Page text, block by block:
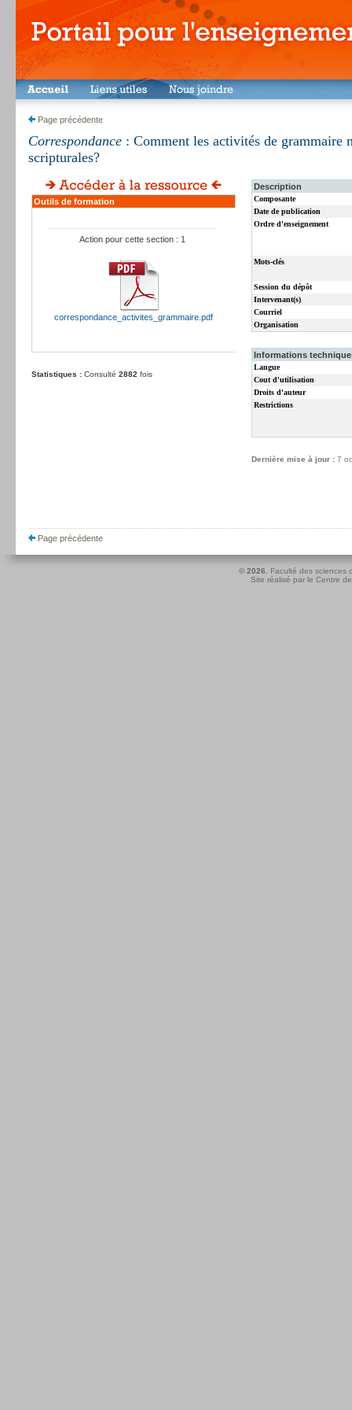
Page précédente
Correspondance : Comment les activités de grammaire
scripturales?
Outils de formation
Action pour cette section : 1
correspondance_activites_grammaire.pdf
Statistiques : Consulté 2882 fois
Description
Composante
Date de publication
Ordre d'enseignement
Mots-clés
Session du dépôt
Intervenant(s)
Courriel
Organisation
Informations
Langue
Cout d'utilisation
Droits d'auteur
Restrictions
Dernière mise à jour : 7
Page précédente
© 2026.
Faculté des sciences
Site réalisé par le Centre